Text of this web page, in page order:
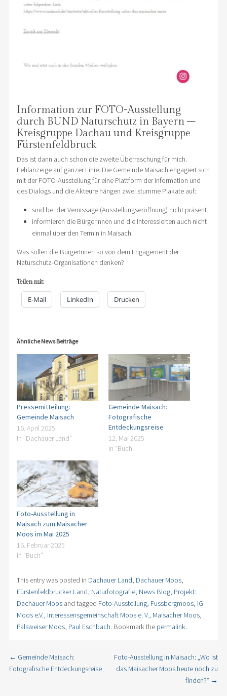
Information zur FOTO-Ausstellung
durch BUND Naturschutz in Bayern –
Kreisgruppe Dachau und Kreisgruppe
Fürstenfeldbruck
Das ist dann auch schon die zweite Überraschung für mich.
Fehlanzeige auf ganzer Linie. Die Gemeinde Maisach engagiert sich
mit der FOTO-Ausstellung für eine Plattform der Information und
des Dialogs und die Akteure hängen zwei stumme Plakate auf:
sind bei der Vernissage (Ausstellungseröffnung) nicht präsent
informieren die BürgerInnen und die Interessierten auch nicht
einmal über den Termin in Maisach.
Was sollen die BürgerInnen so von dem Engagement der
Naturschutz-Organisationen denken?
Teilen mit:
E-Mail LinkedIn Drucken
Ähnliche News Beiträge
Pressemitteilung:
Gemeinde Maisach
16. April 2025
In "Dachauer Land"
Gemeinde Maisach:
Fotografische
Entdeckungsreise
12. Mai 2025
In "Buch"
Foto-Ausstellung in
Maisach zum Maisacher
Moos im Mai 2025
16. Februar 2025
In "Buch"
This entry was posted in Dachauer Land, Dachauer Moos,
Fürstenfeldbrucker Land, Naturfotografie, News Blog, Projekt:
Dachauer Moosand tagged Foto-Ausstellung, Fussbergmoos, IG
Moos e.V., Interessensgemeinschaft Moos e. V., Maisacher Moos,
Palsweiser Moos, Paul Eschbach. Bookmark the permalink.
Post navigation
← Gemeinde Maisach:
Fotografische Entdeckungsreise
Foto-Ausstellung in Maisach: „Wo ist
das Maisacher Moos heute noch zu
finden?“ →